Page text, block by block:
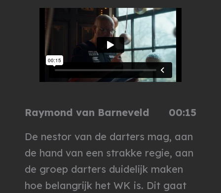
Raymond van Barneveld
00:15
De nestor van de darters mag, aan
de hand van een strakke regie, aan
de groep darters duidelijk maken
hoe belangrijk het WK is. Dit gaat